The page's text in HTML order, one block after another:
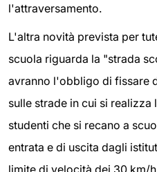
l'attraversamento.
L'altra novità prevista per
scuola riguarda la "strada
avranno l'obbligo di fissare
sulle strade in cui si
studenti che si recano a
entrata e di uscita dagli